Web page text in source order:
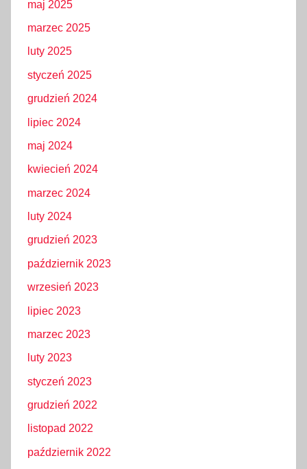
maj 2025
marzec 2025
luty 2025
styczeń 2025
grudzień 2024
lipiec 2024
maj 2024
kwiecień 2024
marzec 2024
luty 2024
grudzień 2023
październik 2023
wrzesień 2023
lipiec 2023
marzec 2023
luty 2023
styczeń 2023
grudzień 2022
listopad 2022
październik 2022